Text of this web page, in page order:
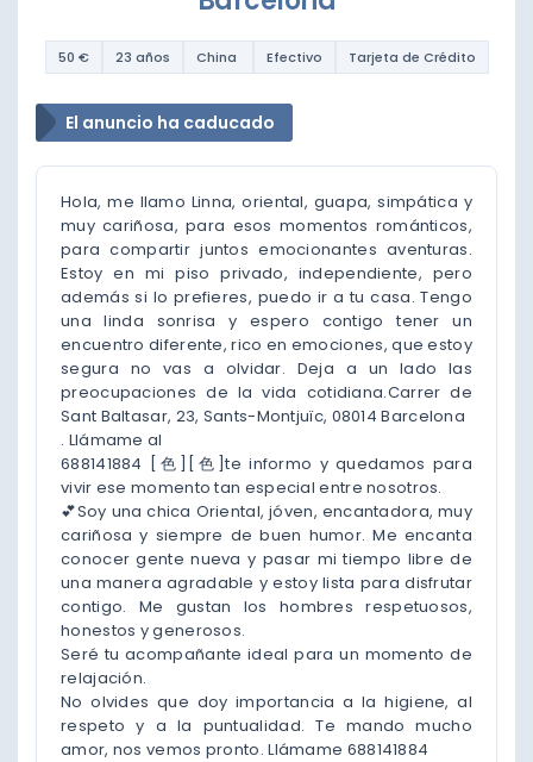
50 € 23 años China Efectivo Tarjeta de Crédito
El anuncio ha caducado
Hola, me llamo Linna, oriental, guapa, simpática y
muy cariñosa, para esos momentos románticos,
para compartir juntos emocionantes aventuras.
Estoy en mi piso privado, independiente, pero
además si lo prefieres, puedo ir a tu casa. Tengo
una linda sonrisa y espero contigo tener un
encuentro diferente, rico en emociones, que estoy
segura no vas a olvidar. Deja a un lado las
preocupaciones de la vida cotidiana.Carrer de
Sant Baltasar, 23, Sants-Montjuïc, 08014 Barcelona
. Llámame al
688141884 [色][色]te informo y quedamos para
vivir ese momento tan especial entre nosotros.
💕Soy una chica Oriental, jóven, encantadora, muy
cariñosa y siempre de buen humor. Me encanta
conocer gente nueva y pasar mi tiempo libre de
una manera agradable y estoy lista para disfrutar
contigo. Me gustan los hombres respetuosos,
honestos y generosos.
Seré tu acompañante ideal para un momento de
relajación.
No olvides que doy importancia a la higiene, al
respeto y a la puntualidad. Te mando mucho
amor, nos vemos pronto. Llámame 688141884